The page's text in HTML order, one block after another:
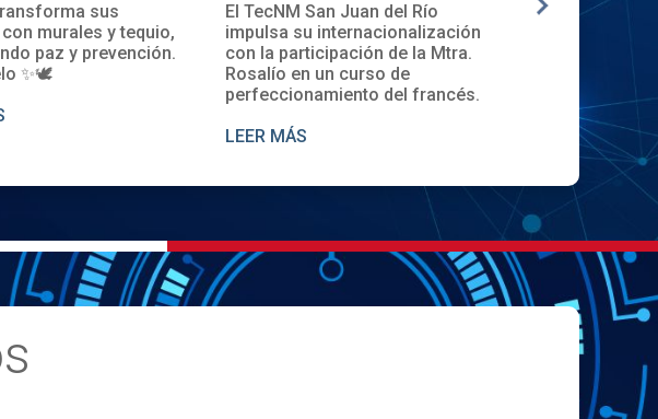
sus
murales y tequio,
paz y prevención.
✨🕊
El TecNM San Juan del Río
impulsa su internacionalización
con la participación de la Mtra.
Rosalío en un curso de
perfeccionamiento del francés.
LEER MÁS
✨🎓Toma de